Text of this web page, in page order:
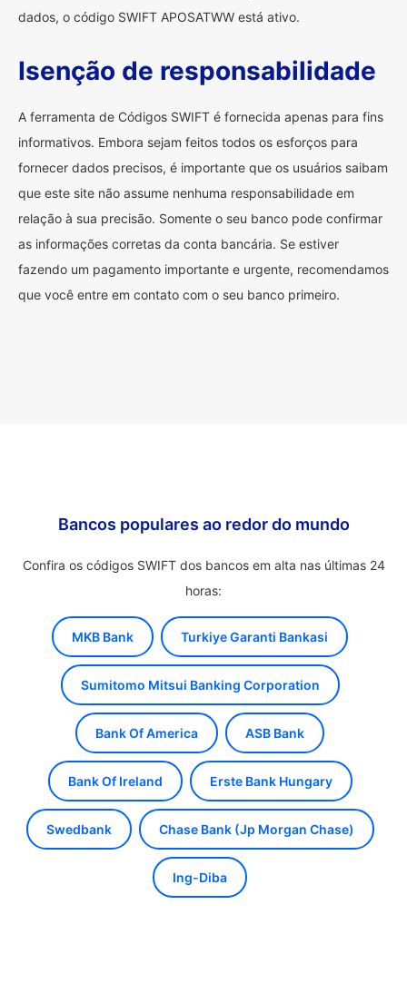
dados, o código SWIFT APOSATWW está ativo.
Isenção de responsabilidade
A ferramenta de Códigos SWIFT é fornecida apenas para fins
informativos. Embora sejam feitos todos os esforços para
fornecer dados precisos, é importante que os usuários saibam
que este site não assume nenhuma responsabilidade em
relação à sua precisão. Somente o seu banco pode confirmar
as informações corretas da conta bancária. Se estiver
fazendo um pagamento importante e urgente, recomendamos
que você entre em contato com o seu banco primeiro.
Bancos populares ao redor do mundo
Confira os códigos SWIFT dos bancos em alta nas últimas 24
horas:
MKB Bank Turkiye Garanti Bankasi
Sumitomo Mitsui Banking Corporation
Bank Of America ASB Bank
Bank Of Ireland Erste Bank Hungary
Swedbank Chase Bank (Jp Morgan Chase)
Ing-Diba